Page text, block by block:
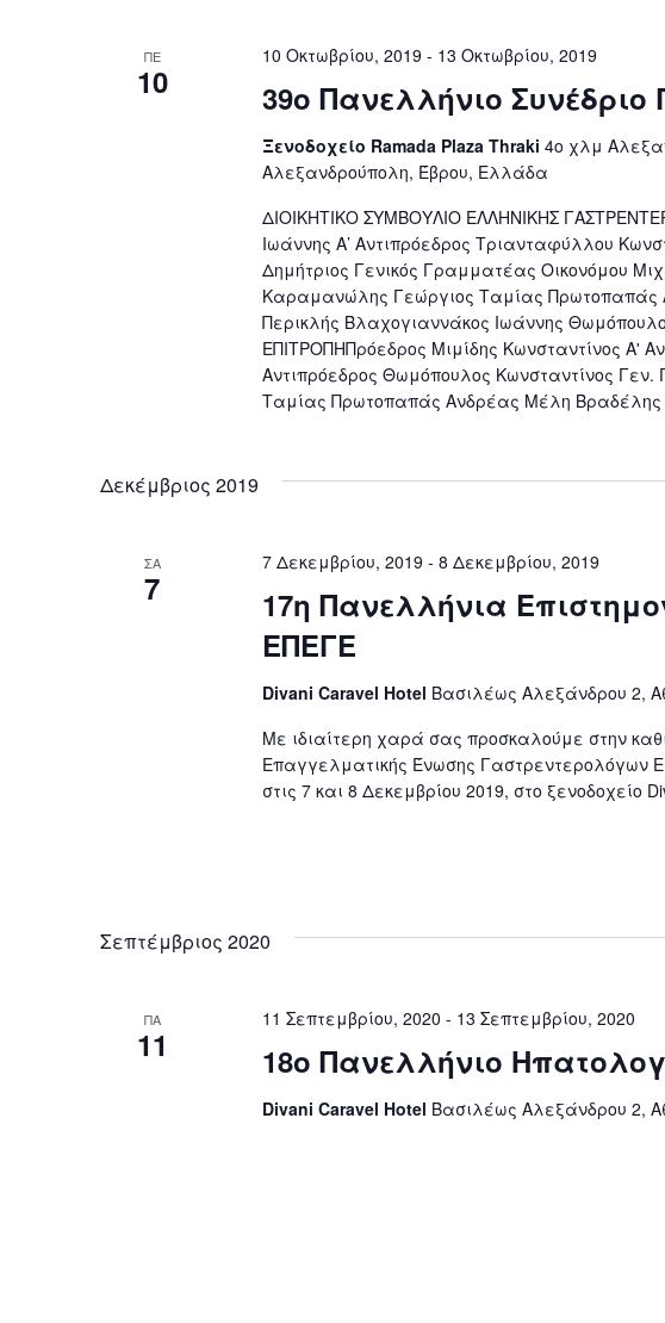
ΠΕ
10 39ο Πανελλήνιο Συνέδριο
10 Οκτωβρίου, 2019 - 13 Οκτωβρίου, 2019
Ξενοδοχείο Ramada Plaza Thraki 4ο χλμ
Αλεξανδρούπολη, Έβρου, Ελλάδα
ΔΙΟΙΚΗΤΙΚΟ ΣΥΜΒΟΥΛΙΟ ΕΛΛΗΝΙΚΗΣ
Ιωάννης Α’ Αντιπρόεδρος Τριανταφύλλου
Δημήτριος Γενικός Γραμματέας Οικονόμου
Καραμανώλης Γεώργιος Ταμίας Πρωτοπαπάς
Περικλής Βλαχογιαννάκος Ιωάννης
ΕΠΙΤΡΟΠΗΠρόεδρος Μιμίδης Κωνσταντίνος Α'
Αντιπρόεδρος Θωμόπουλος Κωνσταντίνος
Ταμίας Πρωτοπαπάς Ανδρέας Μέλη Βραδέλης
Δεκέμβριος 2019
ΣΑ
7
17η Πανελλήνια
ΕΠΕΓΕ
7 Δεκεμβρίου, 2019 - 8 Δεκεμβρίου, 2019
Divani Caravel Hotel Βασιλέως Αλεξάνδρου 2,
Με ιδιαίτερη χαρά σας προσκαλούμε στην
Επαγγελματικής Ένωσης Γαστρεντερολόγων
στις 7 και 8 Δεκεμβρίου 2019, στο ξενοδοχείο
Σεπτέμβριος 2020
ΠΑ
11 18o Πανελλήνιο
11 Σεπτεμβρίου, 2020 - 13 Σεπτεμβρίου, 2020
Divani Caravel Hotel Βασιλέως Αλεξάνδρου 2,